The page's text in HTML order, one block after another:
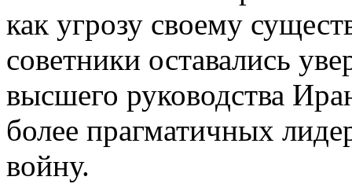
как угрозу своему
советники оставались
высшего руководства
более прагматичных
войну.